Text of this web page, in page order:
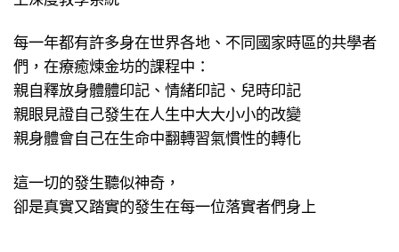
每一年都有許多身在世界各地、不同國家時區的共學者
們，在療癒煉金坊的課程中：
親自釋放身體體印記、情緒印記、兒時印記
親眼見證自己發生在人生中大大小小的改變
親身體會自己在生命中翻轉習氣慣性的轉化
這一切的發生聽似神奇，
卻是真實又踏實的發生在每一位落實者們身上 ​